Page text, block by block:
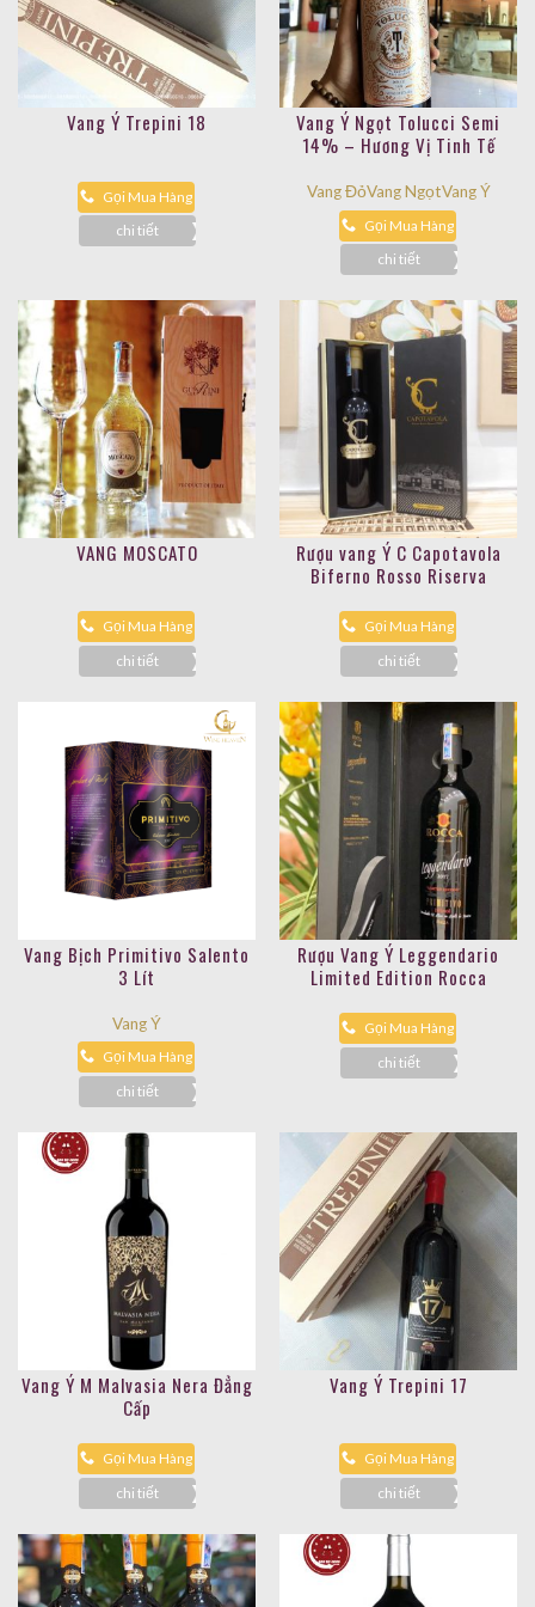
Vang Ý Trepini 18
Gọi Mua Hàng
chi tiết
Vang Ý Ngọt Tolucci Semi
14% – Hương Vị Tinh Tế
Vang ĐỏVang NgọtVang Ý
Gọi Mua Hàng
chi tiết
VANG MOSCATO
Gọi Mua Hàng
chi tiết
Rượu vang Ý C Capotavola
Biferno Rosso Riserva
Gọi Mua Hàng
chi tiết
Vang Bịch Primitivo Salento
3 Lít
Vang Ý
Gọi Mua Hàng
chi tiết
Rượu Vang Ý Leggendario
Limited Edition Rocca
Gọi Mua Hàng
chi tiết
Vang Ý M Malvasia Nera Đẳng
Cấp
Gọi Mua Hàng
chi tiết
Vang Ý Trepini 17
Gọi Mua Hàng
chi tiết